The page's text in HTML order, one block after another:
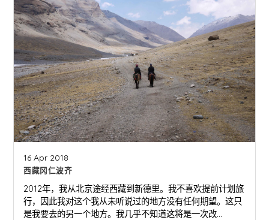
16 Apr 2018
西藏冈仁波齐
2012年，我从北京途经西藏到新德里。我不喜欢提前计划旅
行，因此我对这个我从未听说过的地方没有任何期望。这只
是我要去的另一个地方。我几乎不知道这将是一次改...